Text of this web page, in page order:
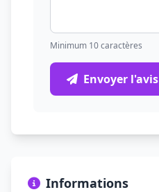
Minimum 10 caractères
Envoyer l'avis
Informations